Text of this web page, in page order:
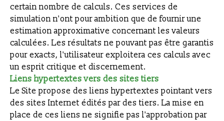
certain nombre de calculs. Ces services de
simulation n'ont pour ambition que de fournir une
estimation approximative concernant les valeurs
calculées. Les résultats ne pouvant pas être garantis
pour exacts, l'utilisateur exploitera ces calculs avec
un esprit critique et discernement.
Liens hypertextes vers des sites tiers
Le Site propose des liens hypertextes pointant vers
des sites Internet édités par des tiers. La mise en
place de ces liens ne signifie pas l'approbation par